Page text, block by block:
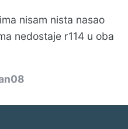
nisam nista nasao
nedostaje r114 u oba